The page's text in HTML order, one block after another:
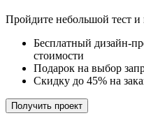
Пройдите небольшой тест и
Бесплатный дизайн-
стоимости
Подарок на выбор
Скидку до 45% на
Получить проект